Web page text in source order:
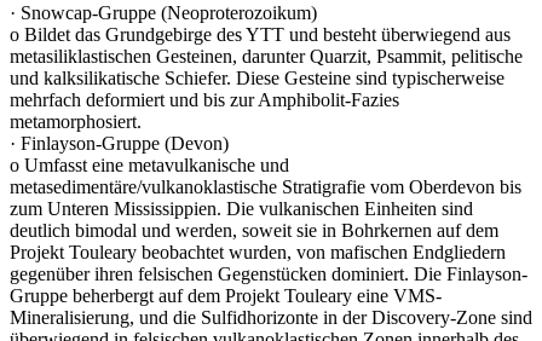
· Snowcap-Gruppe (Neoproterozoikum)
o Bildet das Grundgebirge des YTT und besteht überwiegend aus
metasiliklastischen Gesteinen, darunter Quarzit, Psammit, pelitische
und kalksilikatische Schiefer. Diese Gesteine sind typischerweise
mehrfach deformiert und bis zur Amphibolit-Fazies
metamorphosiert.
· Finlayson-Gruppe (Devon)
o Umfasst eine metavulkanische und
metasedimentäre/vulkanoklastische Stratigrafie vom Oberdevon bis
zum Unteren Mississippien. Die vulkanischen Einheiten sind
deutlich bimodal und werden, soweit sie in Bohrkernen auf dem
Projekt Touleary beobachtet wurden, von mafischen Endgliedern
gegenüber ihren felsischen Gegenstücken dominiert. Die Finlayson-
Gruppe beherbergt auf dem Projekt Touleary eine VMS-
Mineralisierung, und die Sulfidhorizonte in der Discovery-Zone sind